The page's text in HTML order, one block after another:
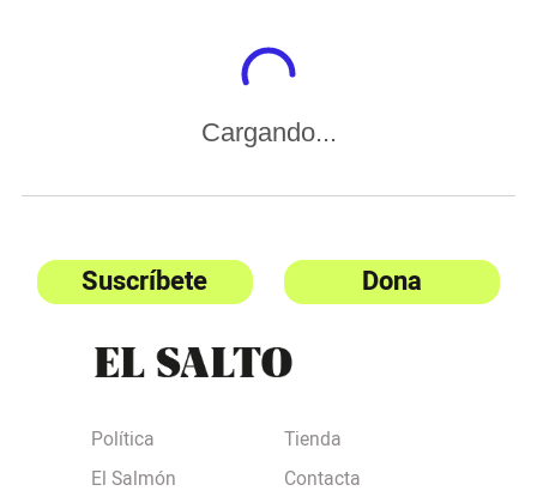
Cargando...
Suscríbete Dona
Política
El Salmón
Tienda
Contacta